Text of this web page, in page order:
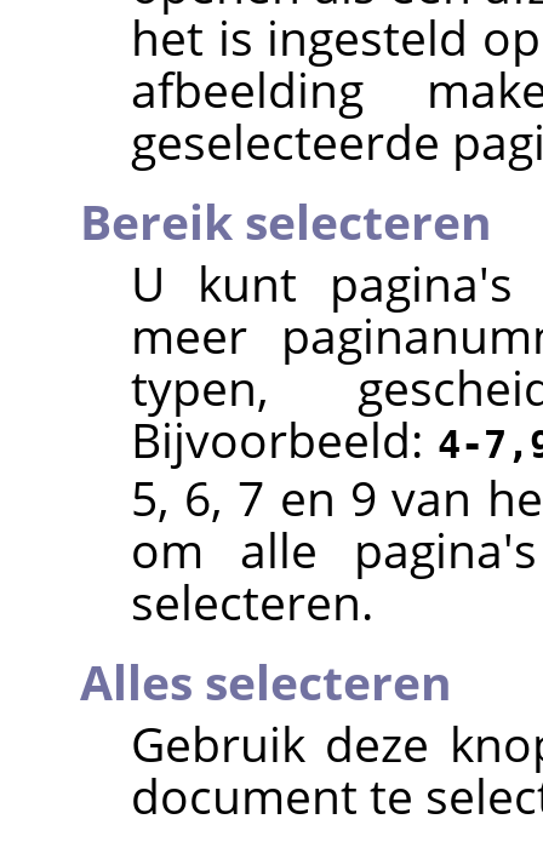
het is ingesteld
afbeelding
geselecteerde
Bereik selecteren
U kunt
meer
typen,
Bijvoorbeeld: 4-
5, 6, 7 en 9 van
om alle
selecteren.
Alles selecteren
Gebruik deze
document te